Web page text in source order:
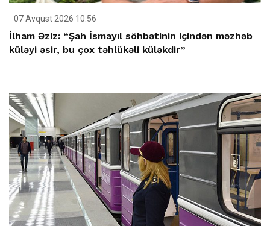
07 Avqust 2026 10:56
İlham Əziz: “Şah İsmayıl söhbətinin içindən məzhəb
küləyi əsir, bu çox təhlükəli küləkdir”